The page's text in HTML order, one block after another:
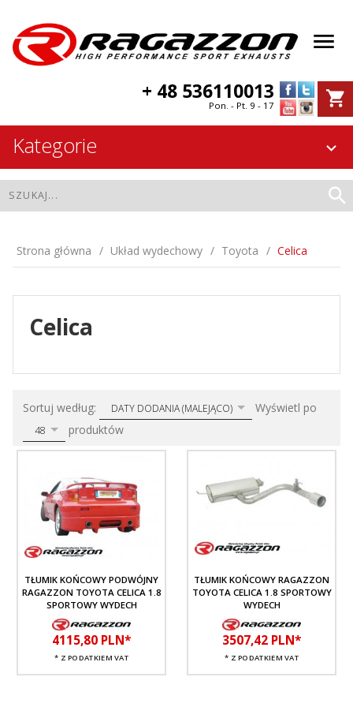
+ 48 536110013
Pon. - Pt. 9 - 17
Kategorie
Strona główna Układ wydechowy Toyota Celica
Celica
Sortuj według: sortDATY DODANIA (MALEJĄCO) Wyświetl po
48 produktów
TŁUMIK KOŃCOWY PODWÓJNY
RAGAZZON TOYOTA CELICA 1.8
SPORTOWY WYDECH
4115,80 PLN*
* Z PODATKIEM VAT
TŁUMIK KOŃCOWY RAGAZZON
TOYOTA CELICA 1.8 SPORTOWY
WYDECH
3507,42 PLN*
* Z PODATKIEM VAT